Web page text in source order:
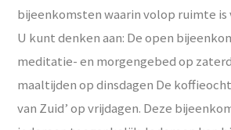
bijeenkomsten waarin volop ruimte
U kunt denken aan: De open
meditatie- en morgengebed op
maaltijden op dinsdagen De
van Zuid’ op vrijdagen. Deze